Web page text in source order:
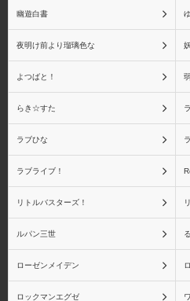
幽遊白書
夜明け前より瑠璃色な
よつばと！
らき☆すた
ラブひな
ラブライブ！
リトルバスターズ！
ルパン三世
ローゼンメイデン
ロックマンエグゼ